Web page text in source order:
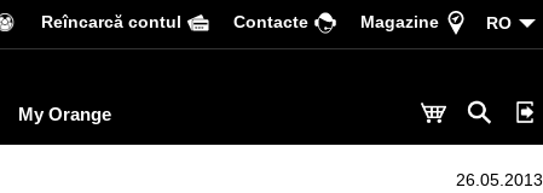
Reîncarcă contul Сontacte Magazine RO
My Orange
26.05.2013